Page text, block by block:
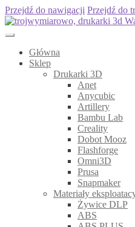
Przejdź do nawigacji Przejdź do
Główna
Sklep
Drukarki 3D
Anet
Anycubic
Artillery
Bambu Lab
Creality
Dobot Mooz
Flashforge
Omni3D
Prusa
Snapmaker
Materiały
Żywice DLP
ABS